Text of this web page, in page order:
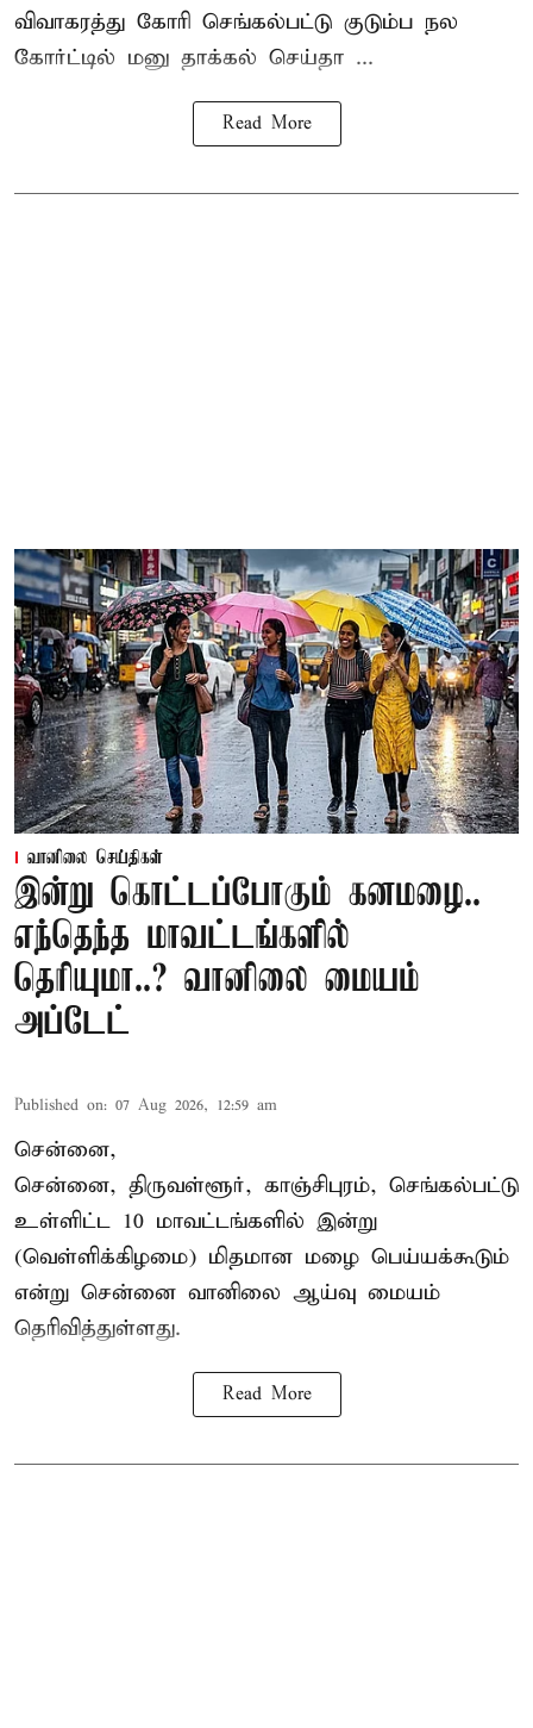
விவாகரத்து கோரி செங்கல்பட்டு குடும்ப நல
கோர்ட்டில் மனு தாக்கல் செய்தா ...
Read More
வானிலை செய்திகள்
இன்று கொட்டப்போகும் கனமழை..
எந்தெந்த மாவட்டங்களில்
தெரியுமா..? வானிலை மையம்
அப்டேட்
Published on: 07 Aug 2026, 12:59 am
சென்னை,
சென்னை, திருவள்ளூர், காஞ்சிபுரம், செங்கல்பட்டு
உள்ளிட்ட 10 மாவட்டங்களில் இன்று
(வெள்ளிக்கிழமை) மிதமான மழை பெய்யக்கூடும்
என்று சென்னை வானிலை ஆய்வு மையம்
தெரிவித்துள்ளது.
Read More